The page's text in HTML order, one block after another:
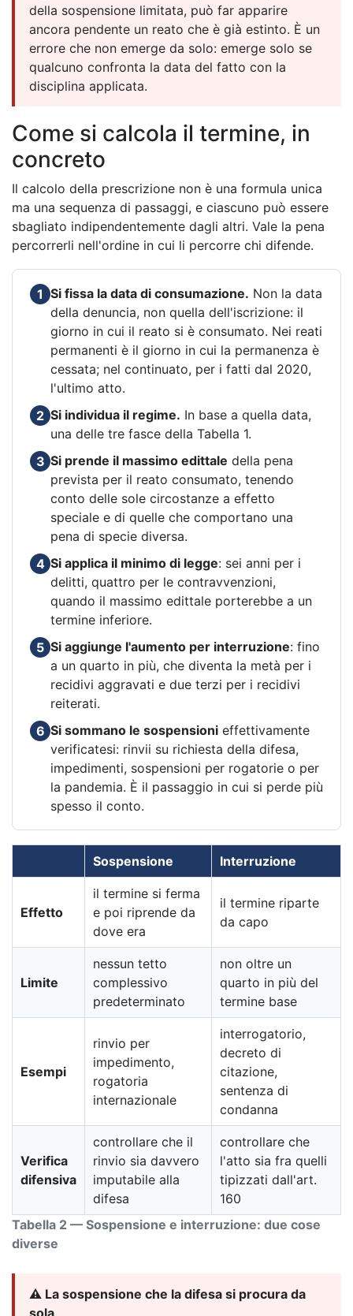
della sospensione limitata, può far apparire
ancora pendente un reato che è già estinto. È un
errore che non emerge da solo: emerge solo se
qualcuno confronta la data del fatto con la
disciplina applicata.
Come si calcola il termine, in
concreto
Il calcolo della prescrizione non è una formula unica
ma una sequenza di passaggi, e ciascuno può essere
sbagliato indipendentemente dagli altri. Vale la pena
percorrerli nell'ordine in cui li percorre chi difende.
1 Si fissa la data di consumazione. Non la data
della denuncia, non quella dell'iscrizione: il
giorno in cui il reato si è consumato. Nei reati
permanenti è il giorno in cui la permanenza è
cessata; nel continuato, per i fatti dal 2020,
l'ultimo atto.
2 Si individua il regime. In base a quella data,
una delle tre fasce della Tabella 1.
3 Si prende il massimo edittale della pena
prevista per il reato consumato, tenendo
conto delle sole circostanze a effetto
speciale e di quelle che comportano una
pena di specie diversa.
4 Si applica il minimo di legge: sei anni per i
delitti, quattro per le contravvenzioni,
quando il massimo edittale porterebbe a un
termine inferiore.
5 Si aggiunge l'aumento per interruzione: fino
a un quarto in più, che diventa la metà per i
recidivi aggravati e due terzi per i recidivi
reiterati.
6 Si sommano le sospensioni effettivamente
verificatesi: rinvii su richiesta della difesa,
impedimenti, sospensioni per rogatorie o per
la pandemia. È il passaggio in cui si perde più
spesso il conto.
Tabella 2 — Sospensione e interruzione: due cose
diverse
Sospensione Interruzione
Effetto
il termine si ferma
e poi riprende da
dove era
il termine riparte
da capo
Limite
nessun tetto
complessivo
predeterminato
non oltre un
quarto in più del
termine base
Esempi
rinvio per
impedimento,
rogatoria
internazionale
interrogatorio,
decreto di
citazione,
sentenza di
condanna
Verifica
difensiva
controllare che il
rinvio sia davvero
imputabile alla
difesa
controllare che
l'atto sia fra quelli
tipizzati dall'art.
160
⚠️ La sospensione che la difesa si procura da
sola